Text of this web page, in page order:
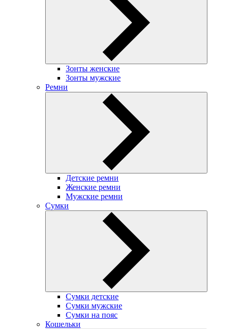
Зонты женские
Зонты мужские
Ремни
Детские ремни
Женские ремни
Мужские ремни
Сумки
Сумки детские
Сумки мужские
Сумки на пояс
Кошельки